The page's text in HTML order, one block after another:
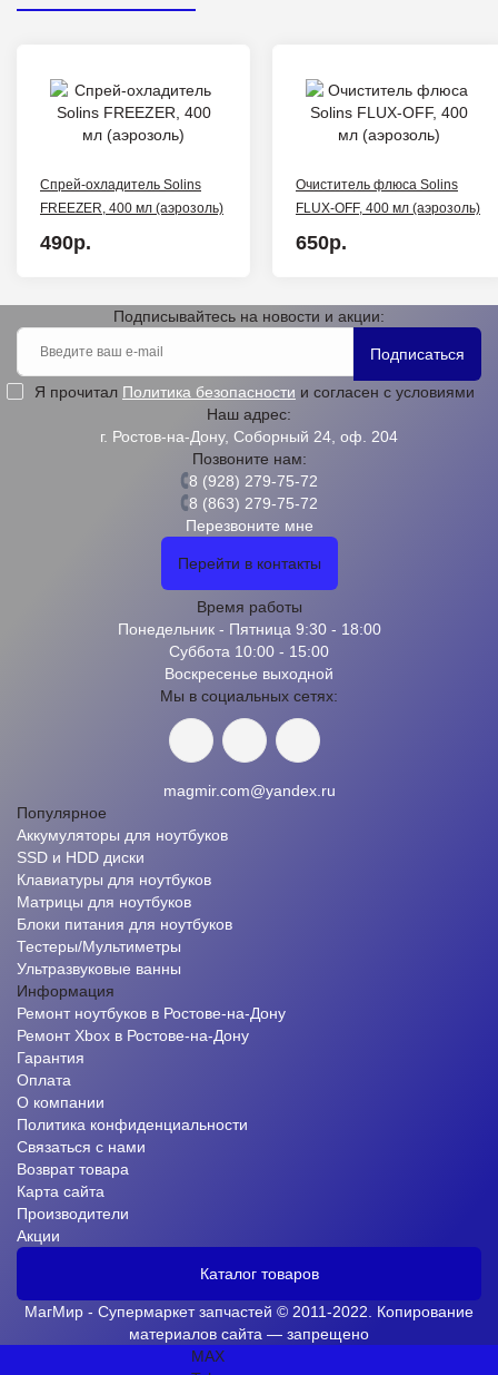
Спрей-охладитель Solins
FREEZER, 400 мл (аэрозоль)
490р.
Очиститель флюса Solins
FLUX-OFF, 400 мл (аэрозоль)
650р.
Подписывайтесь на новости и акции:
Подписаться
Я прочитал Политика безопасности и согласен с условиями
Наш адрес:
г. Ростов-на-Дону, Соборный 24, оф. 204
Позвоните нам:
8 (928) 279-75-72
8 (863) 279-75-72
Перезвоните мне
Перейти в контакты
Время работы
Понедельник - Пятница 9:30 - 18:00
Суббота 10:00 - 15:00
Воскресенье выходной
Мы в социальных сетях:
magmir.com@yandex.ru
Популярное
Аккумуляторы для ноутбуков
SSD и HDD диски
Клавиатуры для ноутбуков
Матрицы для ноутбуков
Блоки питания для ноутбуков
Тестеры/Мультиметры
Ультразвуковые ванны
Информация
Ремонт ноутбуков в Ростове-на-Дону
Ремонт Xbox в Ростове-на-Дону
Гарантия
Оплата
О компании
Политика конфиденциальности
Связаться с нами
Возврат товара
Карта сайта
Производители
Акции
Каталог товаров
МагМир - Супермаркет запчастей © 2011-2022. Копирование
материалов сайта — запрещено
MAX